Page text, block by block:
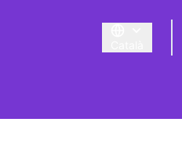
Triar la llengua